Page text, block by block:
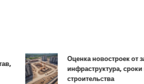
Оценка новостроек от
инфраструктура, сроки и
строительства